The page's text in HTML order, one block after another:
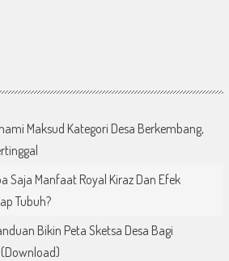
Maksud Kategori Desa Berkembang,
Saja Manfaat Royal Kiraz Dan Efek
Tubuh?
Bikin Peta Sketsa Desa Bagi